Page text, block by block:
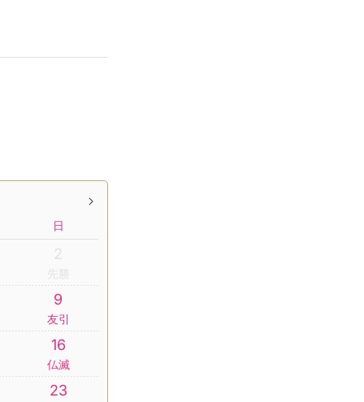
日
2
先勝
9
友引
16
仏滅
23